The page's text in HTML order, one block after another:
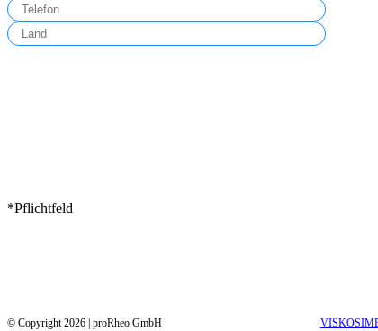
*Pflichtfeld
© Copyright 2026 | proRheo GmbH